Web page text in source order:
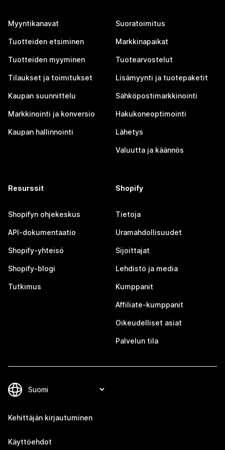
Myyntikanavat
Tuotteiden etsiminen
Tuotteiden myyminen
Tilaukset ja toimitukset
Kaupan suunnittelu
Markkinointi ja konversio
Kaupan hallinnointi
Suoratoimitus
Markkinapaikat
Tuotearvostelut
Lisämyynti ja tuotepaketit
Sähköpostimarkkinointi
Hakukoneoptimointi
Lähetys
Valuutta ja käännös
Resurssit
Shopifyn ohjekeskus
API-dokumentaatio
Shopify-yhteisö
Shopify-blogi
Tutkimus
Shopify
Tietoja
Uramahdollisuudet
Sijoittajat
Lehdistö ja media
Kumppanit
Affiliate-kumppanit
Oikeudelliset asiat
Palvelun tila
Kehittäjän kirjautuminen
Käyttöehdot